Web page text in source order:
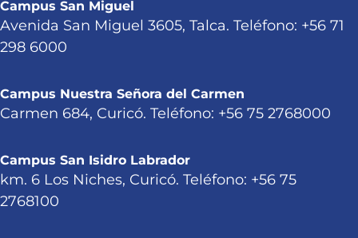
Campus San Miguel
Avenida San Miguel 3605, Talca. Teléfono: +56 71
298 6000
Campus Nuestra Señora del Carmen
Carmen 684, Curicó. Teléfono: +56 75 2768000
Campus San Isidro Labrador
km. 6 Los Niches, Curicó. Teléfono: +56 75
2768100